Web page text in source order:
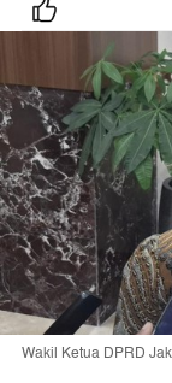
Wakil Ketua DPRD